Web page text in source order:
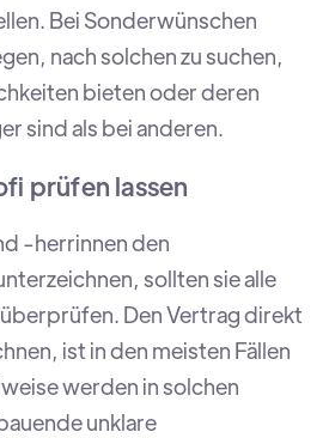
Bei Sonderwünschen
nach solchen zu suchen,
bieten oder deren
sind als bei anderen.
prüfen lassen
-herrinnen den
sollten sie alle
Den Vertrag direkt
ist in den meisten Fällen
werden in solchen
unklare